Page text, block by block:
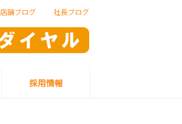
採用情報
店舗ブログ 社長ブログ